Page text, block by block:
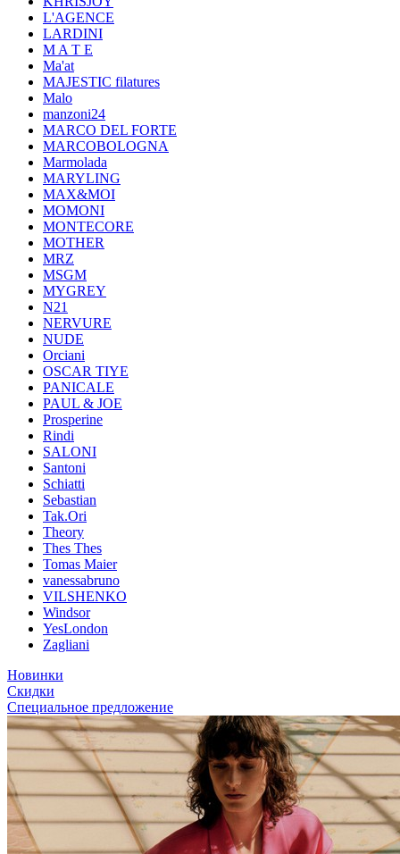
L'AGENCE
LARDINI
M A T E
Ma'at
MAJESTIC filatures
Malo
manzoni24
MARCO DEL FORTE
MARCOBOLOGNA
Marmolada
MARYLING
MAX&MOI
MOMONI
MONTECORE
MOTHER
MRZ
MSGM
MYGREY
N21
NERVURE
NUDE
Orciani
OSCAR TIYE
PANICALE
PAUL & JOE
Prosperine
Rindi
SALONI
Santoni
Schiatti
Sebastian
Tak.Ori
Theory
Thes Thes
Tomas Maier
vanessabruno
VILSHENKO
Windsor
YesLondon
Zagliani
Новинки
Скидки
Специальное предложение